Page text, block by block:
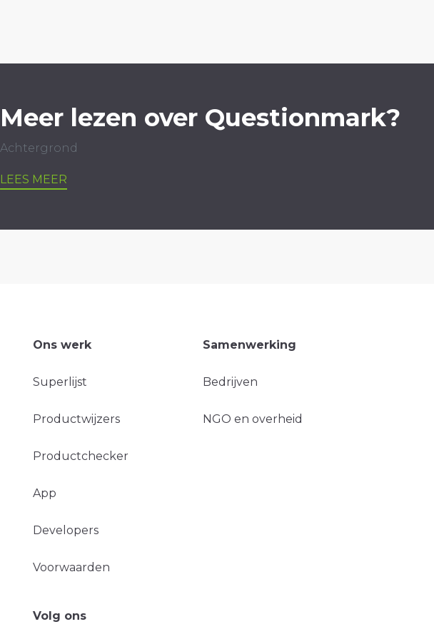
Meer lezen over Questionmark?
Achtergrond
LEES MEER
Ons werk
Superlijst
Productwijzers
Productchecker
App
Developers
Voorwaarden
Samenwerking
Bedrijven
NGO en overheid
Volg ons